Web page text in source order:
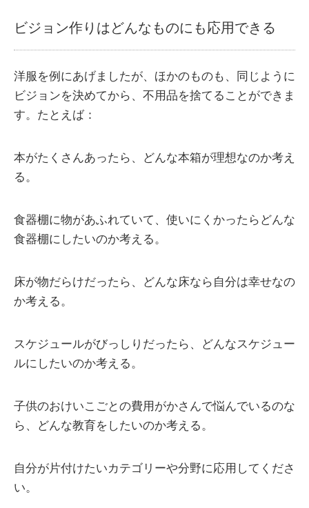
ビジョン作りはどんなものにも応用できる
洋服を例にあげましたが、ほかのものも、同じように
ビジョンを決めてから、不用品を捨てることができま
す。たとえば：
本がたくさんあったら、どんな本箱が理想なのか考え
る。
食器棚に物があふれていて、使いにくかったらどんな
食器棚にしたいのか考える。
床が物だらけだったら、どんな床なら自分は幸せなの
か考える。
スケジュールがびっしりだったら、どんなスケジュー
ルにしたいのか考える。
子供のおけいこごとの費用がかさんで悩んでいるのな
ら、どんな教育をしたいのか考える。
自分が片付けたいカテゴリーや分野に応用してくださ
い。